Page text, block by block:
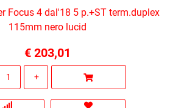
Focus 4 dal'18 5 p.+ST term.duplex
115mm nero lucid
€ 203,01